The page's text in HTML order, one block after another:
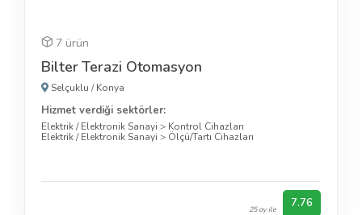
7 ürün
Bilter Terazi Otomasyon
Selçuklu /Konya
Hizmet verdiği sektörler:
Elektrik / Elektronik Sanayi > Kontrol Cihazları
Elektrik / Elektronik Sanayi > Ölçü/Tartı Cihazları
25 oy ile 7.76